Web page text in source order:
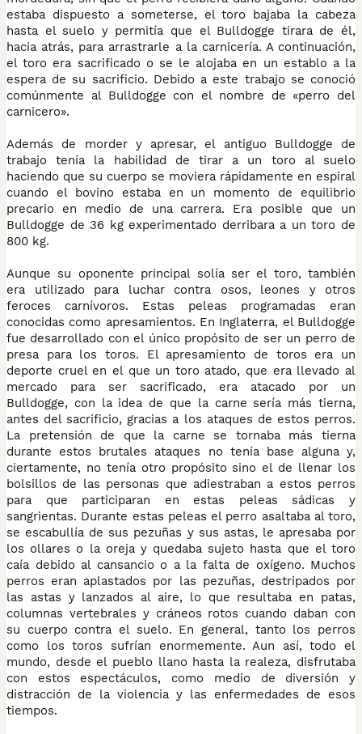
estaba dispuesto a someterse, el toro bajaba la cabeza
hasta el suelo y permitía que el Bulldogge tirara de él,
hacia atrás, para arrastrarle a la carnicería. A continuación,
el toro era sacrificado o se le alojaba en un establo a la
espera de su sacrificio. Debido a este trabajo se conoció
comúnmente al Bulldogge con el nombre de «perro del
carnicero».
Además de morder y apresar, el antiguo Bulldogge de
trabajo tenía la habilidad de tirar a un toro al suelo
haciendo que su cuerpo se moviera rápidamente en espiral
cuando el bovino estaba en un momento de equilibrio
precario en medio de una carrera. Era posible que un
Bulldogge de 36 kg experimentado derribara a un toro de
800 kg.
Aunque su oponente principal solía ser el toro, también
era utilizado para luchar contra osos, leones y otros
feroces carnívoros. Estas peleas programadas eran
conocidas como apresamientos. En Inglaterra, el Bulldogge
fue desarrollado con el único propósito de ser un perro de
presa para los toros. El apresamiento de toros era un
deporte cruel en el que un toro atado, que era llevado al
mercado para ser sacrificado, era atacado por un
Bulldogge, con la idea de que la carne sería más tierna,
antes del sacrificio, gracias a los ataques de estos perros.
La pretensión de que la carne se tornaba más tierna
durante estos brutales ataques no tenía base alguna y,
ciertamente, no tenía otro propósito sino el de llenar los
bolsillos de las personas que adiestraban a estos perros
para que participaran en estas peleas sádicas y
sangrientas. Durante estas peleas el perro asaltaba al toro,
se escabullía de sus pezuñas y sus astas, le apresaba por
los ollares o la oreja y quedaba sujeto hasta que el toro
caía debido al cansancio o a la falta de oxígeno. Muchos
perros eran aplastados por las pezuñas, destripados por
las astas y lanzados al aire, lo que resultaba en patas,
columnas vertebrales y cráneos rotos cuando daban con
su cuerpo contra el suelo. En general, tanto los perros
como los toros sufrían enormemente. Aun así, todo el
mundo, desde el pueblo llano hasta la realeza, disfrutaba
con estos espectáculos, como medio de diversión y
distracción de la violencia y las enfermedades de esos
tiempos.